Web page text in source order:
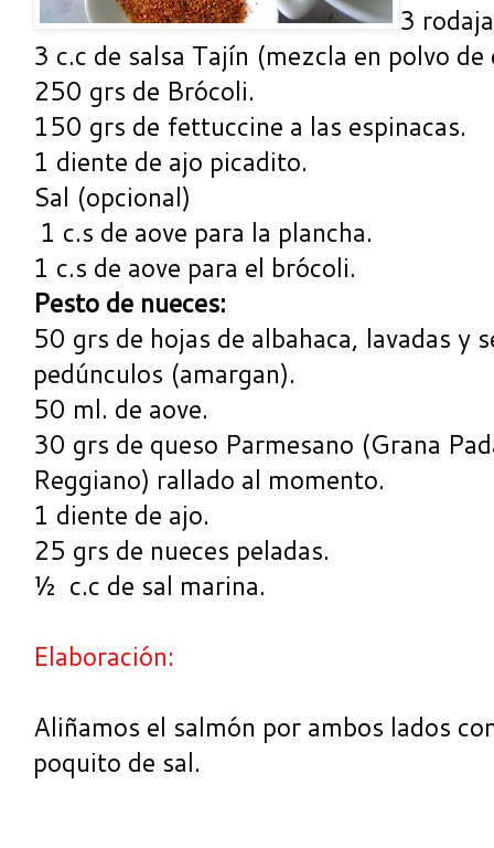
3
3 c.c de salsa Tajín (mezcla en polvo
250 grs de Brócoli.
150 grs de fettuccine a las espinacas.
1 diente de ajo picadito.
Sal (opcional)
1 c.s de aove para la plancha.
1 c.s de aove para el brócoli.
Pesto de nueces:
50 grs de hojas de albahaca, lavadas y
pedúnculos (amargan).
50 ml. de aove.
30 grs de queso Parmesano (Grana
Reggiano) rallado al momento.
1 diente de ajo.
25 grs de nueces peladas.
½ c.c de sal marina.
Elaboración:
Aliñamos el salmón por ambos lados
poquito de sal.